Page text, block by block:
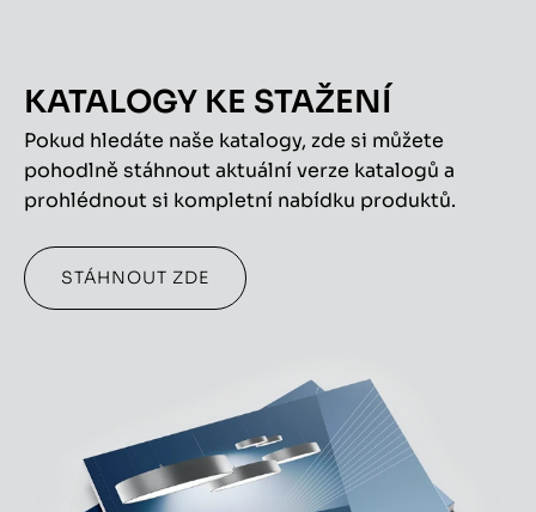
KATALOGY KE STAŽENÍ
Pokud hledáte naše katalogy, zde si můžete
pohodlně stáhnout aktuální verze katalogů a
prohlédnout si kompletní nabídku produktů.
STÁHNOUT ZDE